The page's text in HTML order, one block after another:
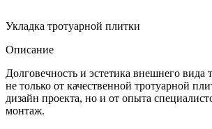
Укладка тротуарной плитки
Описание
Долговечность и эстетика внешнего вида
не только от качественной тротуарной
дизайн проекта, но и от опыта
монтаж.